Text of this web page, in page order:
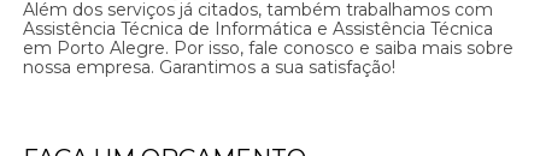
Além dos serviços já citados, também trabalhamos com
Assistência Técnica de Informática e Assistência Técnica
em Porto Alegre. Por isso, fale conosco e saiba mais sobre
nossa empresa. Garantimos a sua satisfação!